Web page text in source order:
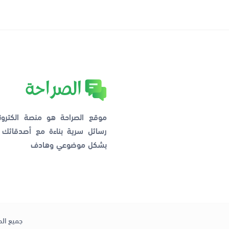
موقع الصراحة هو منصة
رسائل سرية بناءة مع
بشكل موضوعي وهادف
جميع